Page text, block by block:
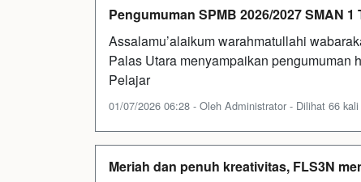
Pengumuman SPMB 2026/2027 SMAN
Assalamu’alaikum warahmatullahi
Palas Utara menyampaikan pengumuman
Pelajar
01/07/2026 06:28 - Oleh Administrator - Dilihat 66 kali
Meriah dan penuh kreativitas, FLS3N